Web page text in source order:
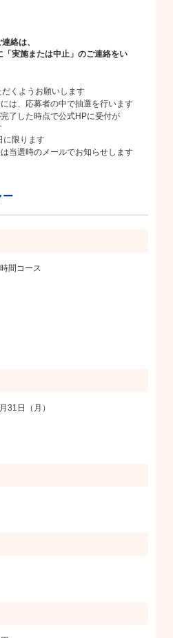
絡は、
実施または中止」のご連絡をい
くようお願いします
は、応募者の中で抽選を行います
了した時点で公式HPに受付が
に限ります
当選時のメールでお知らせします
ー
間コース
31日（月）